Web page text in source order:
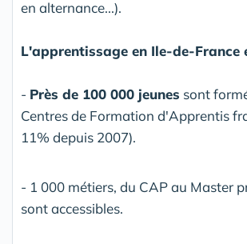
en alternance...).
L'apprentissage en Ile-de-France
- Près de 100 000 jeunes sont
Centres de Formation d'Apprentis
11% depuis 2007).
- 1 000 métiers, du CAP au Master
sont accessibles.